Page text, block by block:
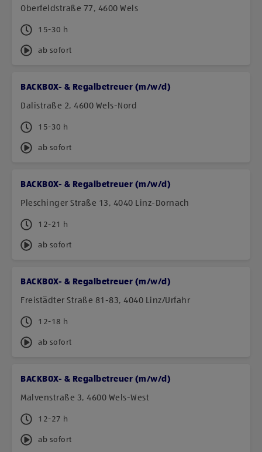
Oberfeldstraße 77, 4600 Wels
15-30 h
ab sofort
BACKBOX- & Regalbetreuer (m/w/d)
Dalistraße 2, 4600 Wels-Nord
15-30 h
ab sofort
BACKBOX- & Regalbetreuer (m/w/d)
Pleschinger Straße 13, 4040 Linz-Dornach
12-21 h
ab sofort
BACKBOX- & Regalbetreuer (m/w/d)
Freistädter Straße 81-83, 4040 Linz/Urfahr
12-18 h
ab sofort
BACKBOX- & Regalbetreuer (m/w/d)
Malvenstraße 3, 4600 Wels-West
12-27 h
ab sofort